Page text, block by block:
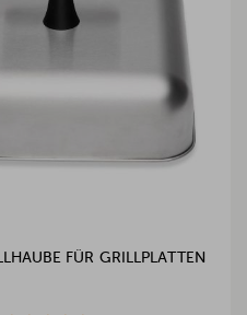
FÜR GRILLPLATTEN